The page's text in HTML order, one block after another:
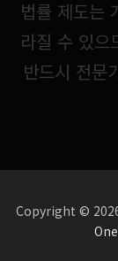
법률 제도는
라질 수 있으
반드시 전문
Copyright © 2026